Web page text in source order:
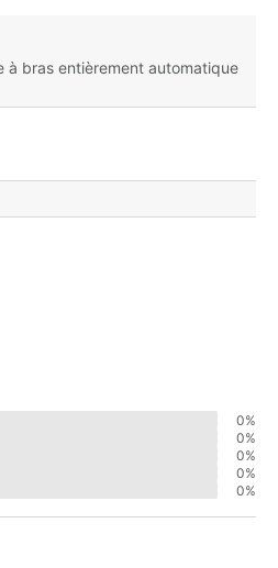
à bras entièrement automatique
0%
0%
0%
0%
0%